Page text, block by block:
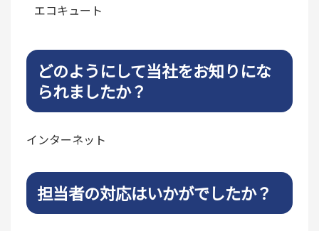
エコキュート
どのようにして当社をお知りにな
られましたか？
インターネット
担当者の対応はいかがでしたか？